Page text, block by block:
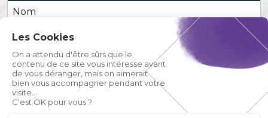
Nom
Prénom
Email
Téléphone
Les Cookies
On a attendu d'être sûrs que le
contenu de ce site vous intéresse avant
de vous déranger, mais on aimerait
bien vous accompagner pendant votre
visite...
C'est OK pour vous ?